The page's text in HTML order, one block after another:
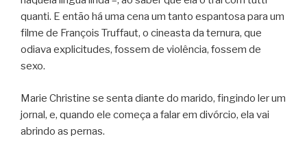
quanti. E então há uma cena um tanto espantosa para um
filme de François Truffaut, o cineasta da ternura, que
odiava explicitudes, fossem de violência, fossem de
sexo.
Marie Christine se senta diante do marido, fingindo ler um
jornal, e, quando ele começa a falar em divórcio, ela vai
abrindo as pernas.